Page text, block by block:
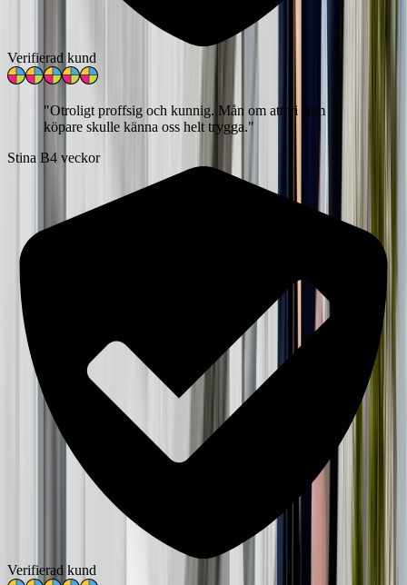
Verifierad kund
"Otroligt proffsig och kunnig. Mån om att vi som
köpare skulle känna oss helt trygga."
Stina B4 veckor
Verifierad kund